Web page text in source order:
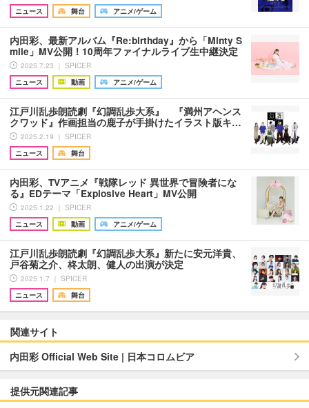
ニュース 舞台 アニメ/ゲーム
内田彩、最新アルバム『Re:birthday』から「Minty S
mile」MV公開！10周年ファイナルライブ生中継決定
2025.7.23 ｜ SPICER
ニュース
動画 アニメ/ゲーム
江戸川乱歩朗読劇『幻調乱歩大系』 『満州アヘンス
クワッド』作画担当の鹿子が手掛けたイラスト版キ…
2025.2.19 ｜ SPICER
ニュース
舞台
内田彩、TVアニメ『戦隊レッド 異世界で冒険者にな
る』EDテーマ「Explosive Heart」MV公開
2025.1.22 ｜ SPICER
ニュース
動画 アニメ/ゲーム
江戸川乱歩朗読劇『幻調乱歩大系』新たに安元洋貴、
戸谷菊之介、柊太朗、健人の出演が決定
2025.1.7 ｜ SPICER
ニュース
舞台
関連サイト
内田彩 Official Web Site | 日本コロムビア
提供元関連記事